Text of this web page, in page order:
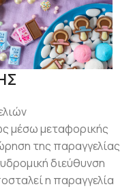
μέσω μεταφορικής
της παραγγελίας
διεύθυνση
η παραγγελία